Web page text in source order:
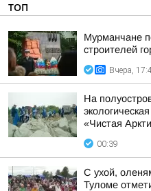
ТОП
Мурманчане
строителей
Вчера,
На
«Чистая
00:39
С ухой,
Туломе